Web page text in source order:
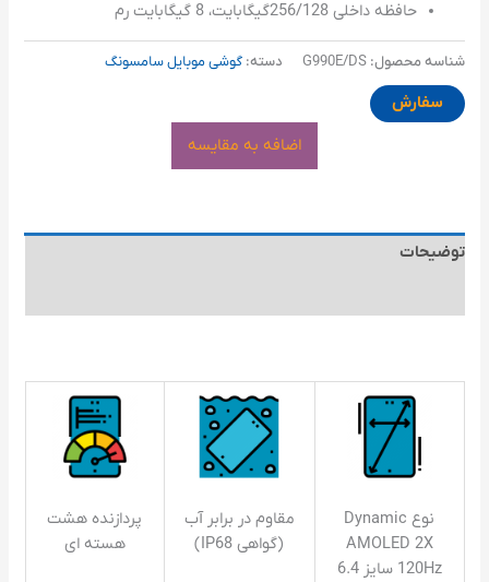
حافظه داخلی 256/128گیگابایت، 8 گیگابایت رم
شناسه محصول:G990E/DS دسته:گوشی موبایل سامسونگ
سفارش
اضافه به مقایسه
توضیحات
نوع Dynamic
AMOLED 2X
120Hz سایز 6.4
مقاوم در برابر آب
(گواهی IP68)
پردازنده هشت
هسته ای